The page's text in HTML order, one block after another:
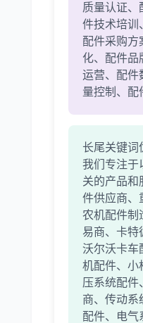
质量认证、
件技术培训
配件采购方
化、配件品
运营、配件
量控制、配
长尾关键词
我们专注于
关的产品和
件供应商、
农机配件制
易商、卡特
沃尔沃卡车
机配件、小
压系统配件
商、传动系
配件、电气